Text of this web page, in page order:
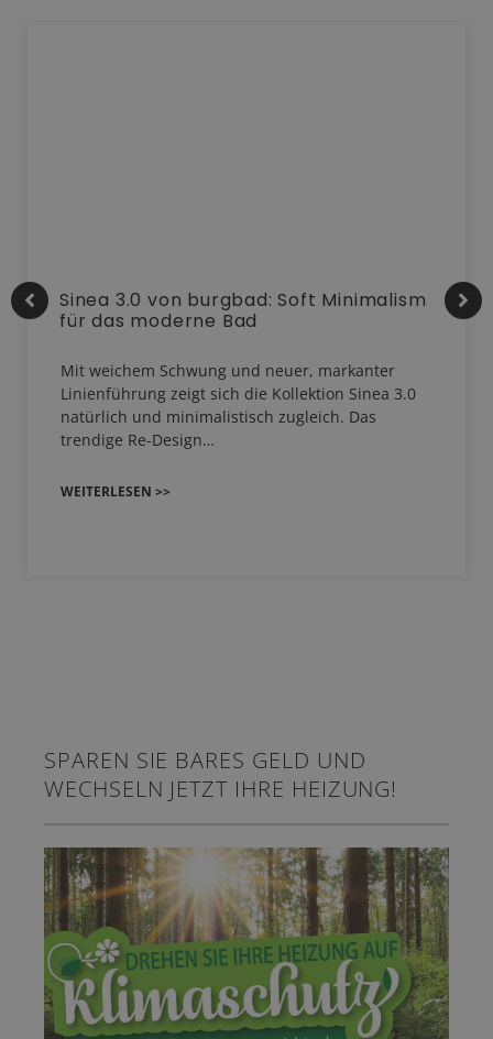
Sinea 3.0 von burgbad: Soft Minimalism
für das moderne Bad
Mit weichem Schwung und neuer, markanter
Linienführung zeigt sich die Kollektion Sinea 3.0
natürlich und minimalistisch zugleich. Das
trendige Re-Design…
WEITERLESEN >>
SPAREN SIE BARES GELD UND
WECHSELN JETZT IHRE HEIZUNG!